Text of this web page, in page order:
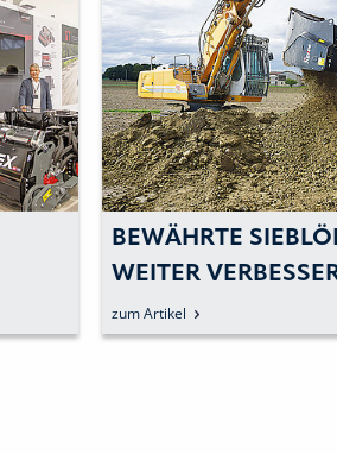
A
BEWÄHRTE
WEITER
zum Artikel